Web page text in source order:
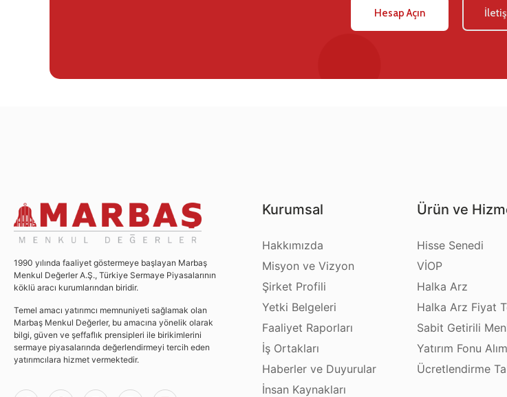
Hesap Açın
1990 yılında faaliyet göstermeye başlayan Marbaş
Menkul Değerler A.Ş., Türkiye Sermaye Piyasalarının
köklü aracı kurumlarından biridir.
Temel amacı yatırımcı memnuniyeti sağlamak olan
Marbaş Menkul Değerler, bu amacına yönelik olarak
bilgi, güven ve şeffaflık prensipleri ile birikimlerini
sermaye piyasalarında değerlendirmeyi tercih eden
yatırımcılara hizmet vermektedir.
Kurumsal
Hakkımızda
Misyon ve Vizyon
Şirket Profili
Yetki Belgeleri
Faaliyet Raporları
İş Ortakları
Haberler ve Duyurular
İnsan Kaynakları
Ürün ve
Hisse Senedi
VİOP
Halka Arz
Halka Arz Fiyat
Sabit Getirili
Yatırım Fonu
Ücretlendirme